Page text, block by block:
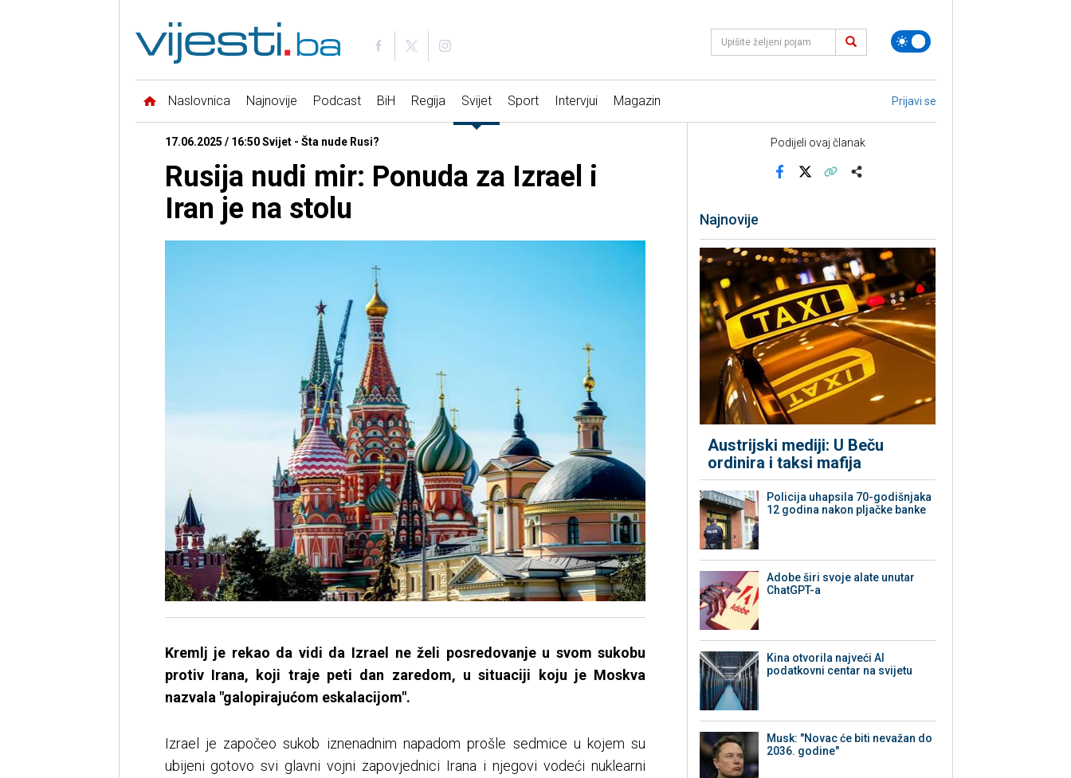
Naslovnica Najnovije Podcast BiH Regija Svijet Sport Intervjui Magazin Prijavi se
17.06.2025 / 16:50 Svijet - Šta nude Rusi?
Rusija nudi mir: Ponuda za Izrael i
Iran je na stolu
Kremlj je rekao da vidi da Izrael ne želi posredovanje u svom sukobu
protiv Irana, koji traje peti dan zaredom, u situaciji koju je Moskva
nazvala "galopirajućom eskalacijom".
Izrael je započeo sukob iznenadnim napadom prošle sedmice u kojem su
ubijeni gotovo svi glavni vojni zapovjednici Irana i njegovi vodeći nuklearni
Podijeli ovaj članak
Najnovije
Austrijski mediji: U Beču
ordinira i taksi mafija
Policija uhapsila 70-godišnjaka
12 godina nakon pljačke banke
Adobe širi svoje alate unutar
ChatGPT-a
Kina otvorila najveći AI
podatkovni centar na svijetu
Musk: "Novac će biti nevažan do
2036. godine"